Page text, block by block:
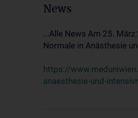
News
...Alle News Am 25.
Normale in Anästhesie
https://
anaesthesie-und-